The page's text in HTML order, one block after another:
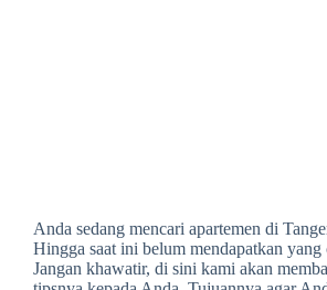
Anda sedang mencari apartemen di
Hingga saat ini belum mendapatkan yang
Jangan khawatir, di sini kami akan